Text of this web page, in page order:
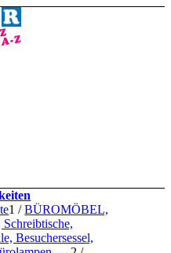
1 / BÜROMÖBEL,
Besuchersessel,